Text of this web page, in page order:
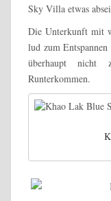
Sky Villa etwas
Die Unterkunft mit
lud zum
überhaupt
Runterkommen.